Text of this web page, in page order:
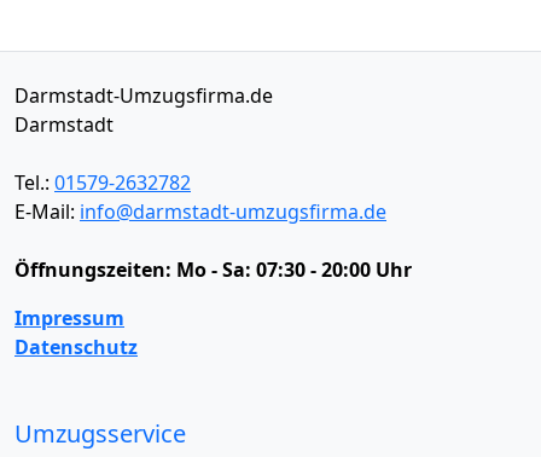
Darmstadt-Umzugsfirma.de
Darmstadt
Tel.: 01579-2632782
E-Mail: info@darmstadt-umzugsfirma.de
Öffnungszeiten: Mo - Sa: 07:30 - 20:00 Uhr
Impressum
Datenschutz
Umzugsservice